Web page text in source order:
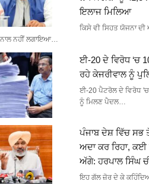
ਇਲਾਜ ਮਿਲਿਆ
ਕਿਸੇ ਵੀ ਸਿਹਤ ਯੋਜਨਾ
ਨਾਲ ਨਹੀਂ ਲਗਾਇਆ…
ਈ-20 ਦੇ ਵਿਰੋਧ ‘ਚ
ਰਹੇ ਕੇਜਰੀਵਾਲ ਨੂੰ
ਈ-20 ਪੈਟਰੋਲ ਦੇ ਵਿਰੋਧ 'ਚ
ਨੂੰ ਮਿਲਣ ਪੈਦਲ…
ਪੰਜਾਬ ਦੇਸ਼ ਵਿੱਚ ਸਭ
ਅਦਾ ਕਰ ਰਿਹਾ,
ਅੱਗੇ: ਹਰਪਾਲ ਸਿੰਘ
ਇਹ ਗੱਲ ਜ਼ੋਰ ਦੇ ਕੇ